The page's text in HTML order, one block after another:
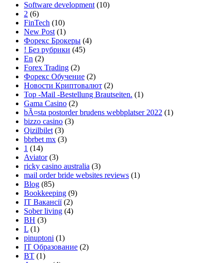
Software development (10)
2 (6)
FinTech (10)
New Post (1)
Форекс Брокеры (4)
! Без рубрики (45)
En (2)
Forex Trading (2)
Форекс Обучение (2)
Новости Криптовалют (2)
Top -Mail -Bestellung Brautseiten. (1)
Gama Casino (2)
bÃ¤sta postorder brudens webbplatser 2022 (1)
bizzo casino (3)
Qizilbilet (3)
bbrbet mx (3)
1 (14)
Aviator(3)
ricky casino australia (3)
mail order bride websites reviews (1)
Blog (85)
Bookkeeping (9)
IT Вакансії(2)
Sober living (4)
BH (3)
L (1)
pinuptoni (1)
IT Образование (2)
BT (1)